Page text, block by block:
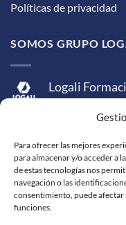
Para ofrecer las mejores
para almacenar y/o acceder a
de estas tecnologías nos
navegación o las
consentimiento, puede afectar
funciones.
Políticas de privacidad
SOMOS GRUPO
Logali
Logali
Logali